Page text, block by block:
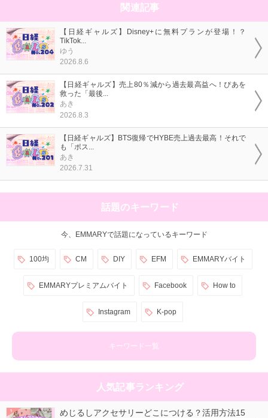
関連記事
【日経ギャルズ】Disney+に無料プランが登場！？
TikTok...
ゆう
2026.8.6
【日経ギャルズ】売上80％減から過去最高益へ！ぴあを
救った「最後...
あき
2026.8.3
【日経ギャルズ】BTS復帰でHYBE売上過去最高！それで
も「ポス...
あき
2026.7.31
話題のキーワード
今、EMMARYで話題になっているキーワード
100均 CM DIY EFM EMMARYバイト
EMMARYプレミアムバイト Facebook How to
Instagram K-pop
キーワード一覧
人気記事ランキング
めじるしアクセサリーどこにつける？活用方法15